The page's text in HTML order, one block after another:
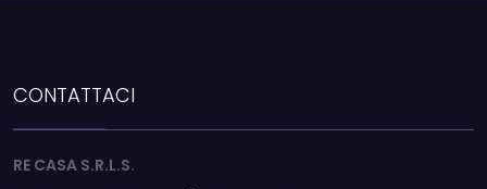
CONTATTACI
RE CASA S.R.L.S.